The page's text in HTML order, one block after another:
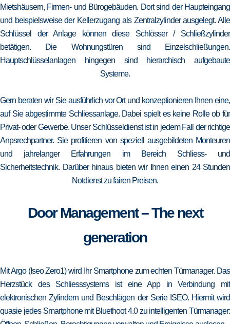
Mietshäusern, Firmen- und Bürogebäuden. Dort sind der Haupteingang
und beispielsweise der Kellerzugang als Zentralzylinder ausgelegt. Alle
Schlüssel der Anlage können diese Schlösser / Schließzylinder
betätigen. Die Wohnungstüren sind Einzelschließungen.
Hauptschlüsselanlagen hingegen sind hierarchisch aufgebaute
Systeme.
Gern beraten wir Sie ausführlich vor Ort und konzeptionieren Ihnen eine,
auf Sie abgestimmte Schliessanlage. Dabei spielt es keine Rolle ob für
Privat- oder Gewerbe. Unser Schlüsseldienst ist in jedem Fall der richtige
Anpsrechpartner. Sie profitieren von speziell ausgebildeten Monteuren
und jahrelanger Erfahrungen im Bereich Schliess- und
Sicherheitstechnik. Darüber hinaus bieten wir Ihnen einen 24 Stunden
Notdienst zu fairen Preisen.
Door Management – The next
generation
Mit Argo (Iseo Zero1) wird Ihr Smartphone zum echten Türmanager. Das
Herzstück des Schliesssystems ist eine App in Verbindung mit
elektronischen Zylindern und Beschlägen der Serie ISEO. Hiermit wird
quasie jedes Smartphone mit Bluethoot 4.0 zu intelligenten Türmanager: